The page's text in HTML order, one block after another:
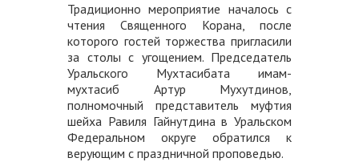
Традиционно мероприятие началось с
чтения Священного Корана, после
которого гостей торжества пригласили
за столы с угощением. Председатель
Уральского Мухтасибата имам-
мухтасиб Артур Мухутдинов,
полномочный представитель муфтия
шейха Равиля Гайнутдина в Уральском
Федеральном округе обратился к
верующим с праздничной проповедью.